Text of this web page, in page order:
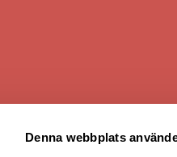
Denna webbplats